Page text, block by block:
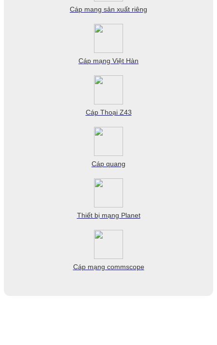
Cáp mang sản xuất riêng
Cáp mạng Việt Hàn
Cáp Thoại Z43
Cáp quang
Thiết bị mạng Planet
Cáp mạng commscope